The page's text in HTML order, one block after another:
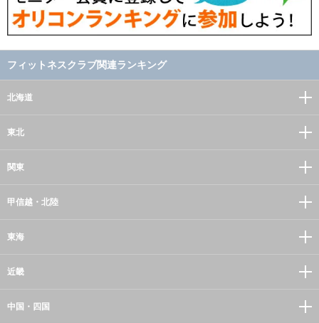
フィットネスクラブ関連ランキング
北海道
東北
関東
甲信越・北陸
東海
近畿
中国・四国